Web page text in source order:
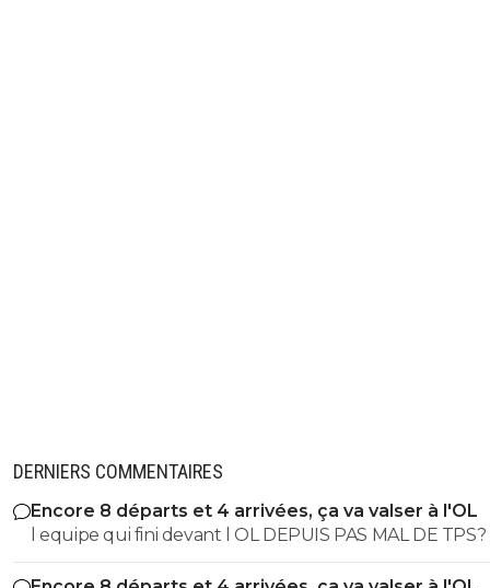
DERNIERS COMMENTAIRES
Encore 8 départs et 4 arrivées, ça va valser à l'OL
l equipe qui fini devant l OL DEPUIS PAS MAL DE TPS? lol. t
es tro malin toi